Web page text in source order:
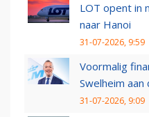
LOT opent in
naar Hanoi
31-07-2026, 9:59
Voormalig
Swelheim aan
31-07-2026, 9:09